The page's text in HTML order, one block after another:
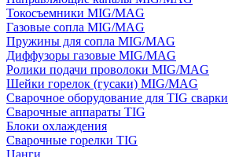
Токосъемники MIG/MAG
Газовые сопла MIG/MAG
Пружины для сопла MIG/MAG
Диффузоры газовые MIG/MAG
Ролики подачи проволоки MIG/MAG
Шейки горелок (гусаки) MIG/MAG
Сварочное оборудование для TIG сварки
Сварочные аппараты TIG
Блоки охлаждения
Сварочные горелки TIG
Цанги